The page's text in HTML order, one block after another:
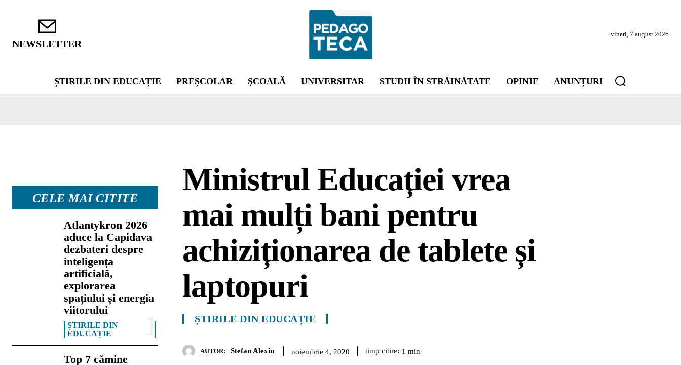
NEWSLETTER
vineri, 7 august 2026
ȘTIRILE DIN EDUCAȚIE PREȘCOLAR ŞCOALĂ UNIVERSITAR STUDII ÎN STRĂINĂTATE OPINIE ANUNȚURI
CELE MAI CITITE
Atlantykron 2026
aduce la Capidava
dezbateri despre
inteligența
artificială,
explorarea
spațiului și energia
viitorului
ȘTIRILE DIN
EDUCAȚIE
Top 7 cămine
Ministrul Educației vrea
mai mulți bani pentru
achiziționarea de tablete și
laptopuri
ȘTIRILE DIN EDUCAȚIE
AUTOR: Stefan Alexiu noiembrie 4, 2020 timp citire: 1 min